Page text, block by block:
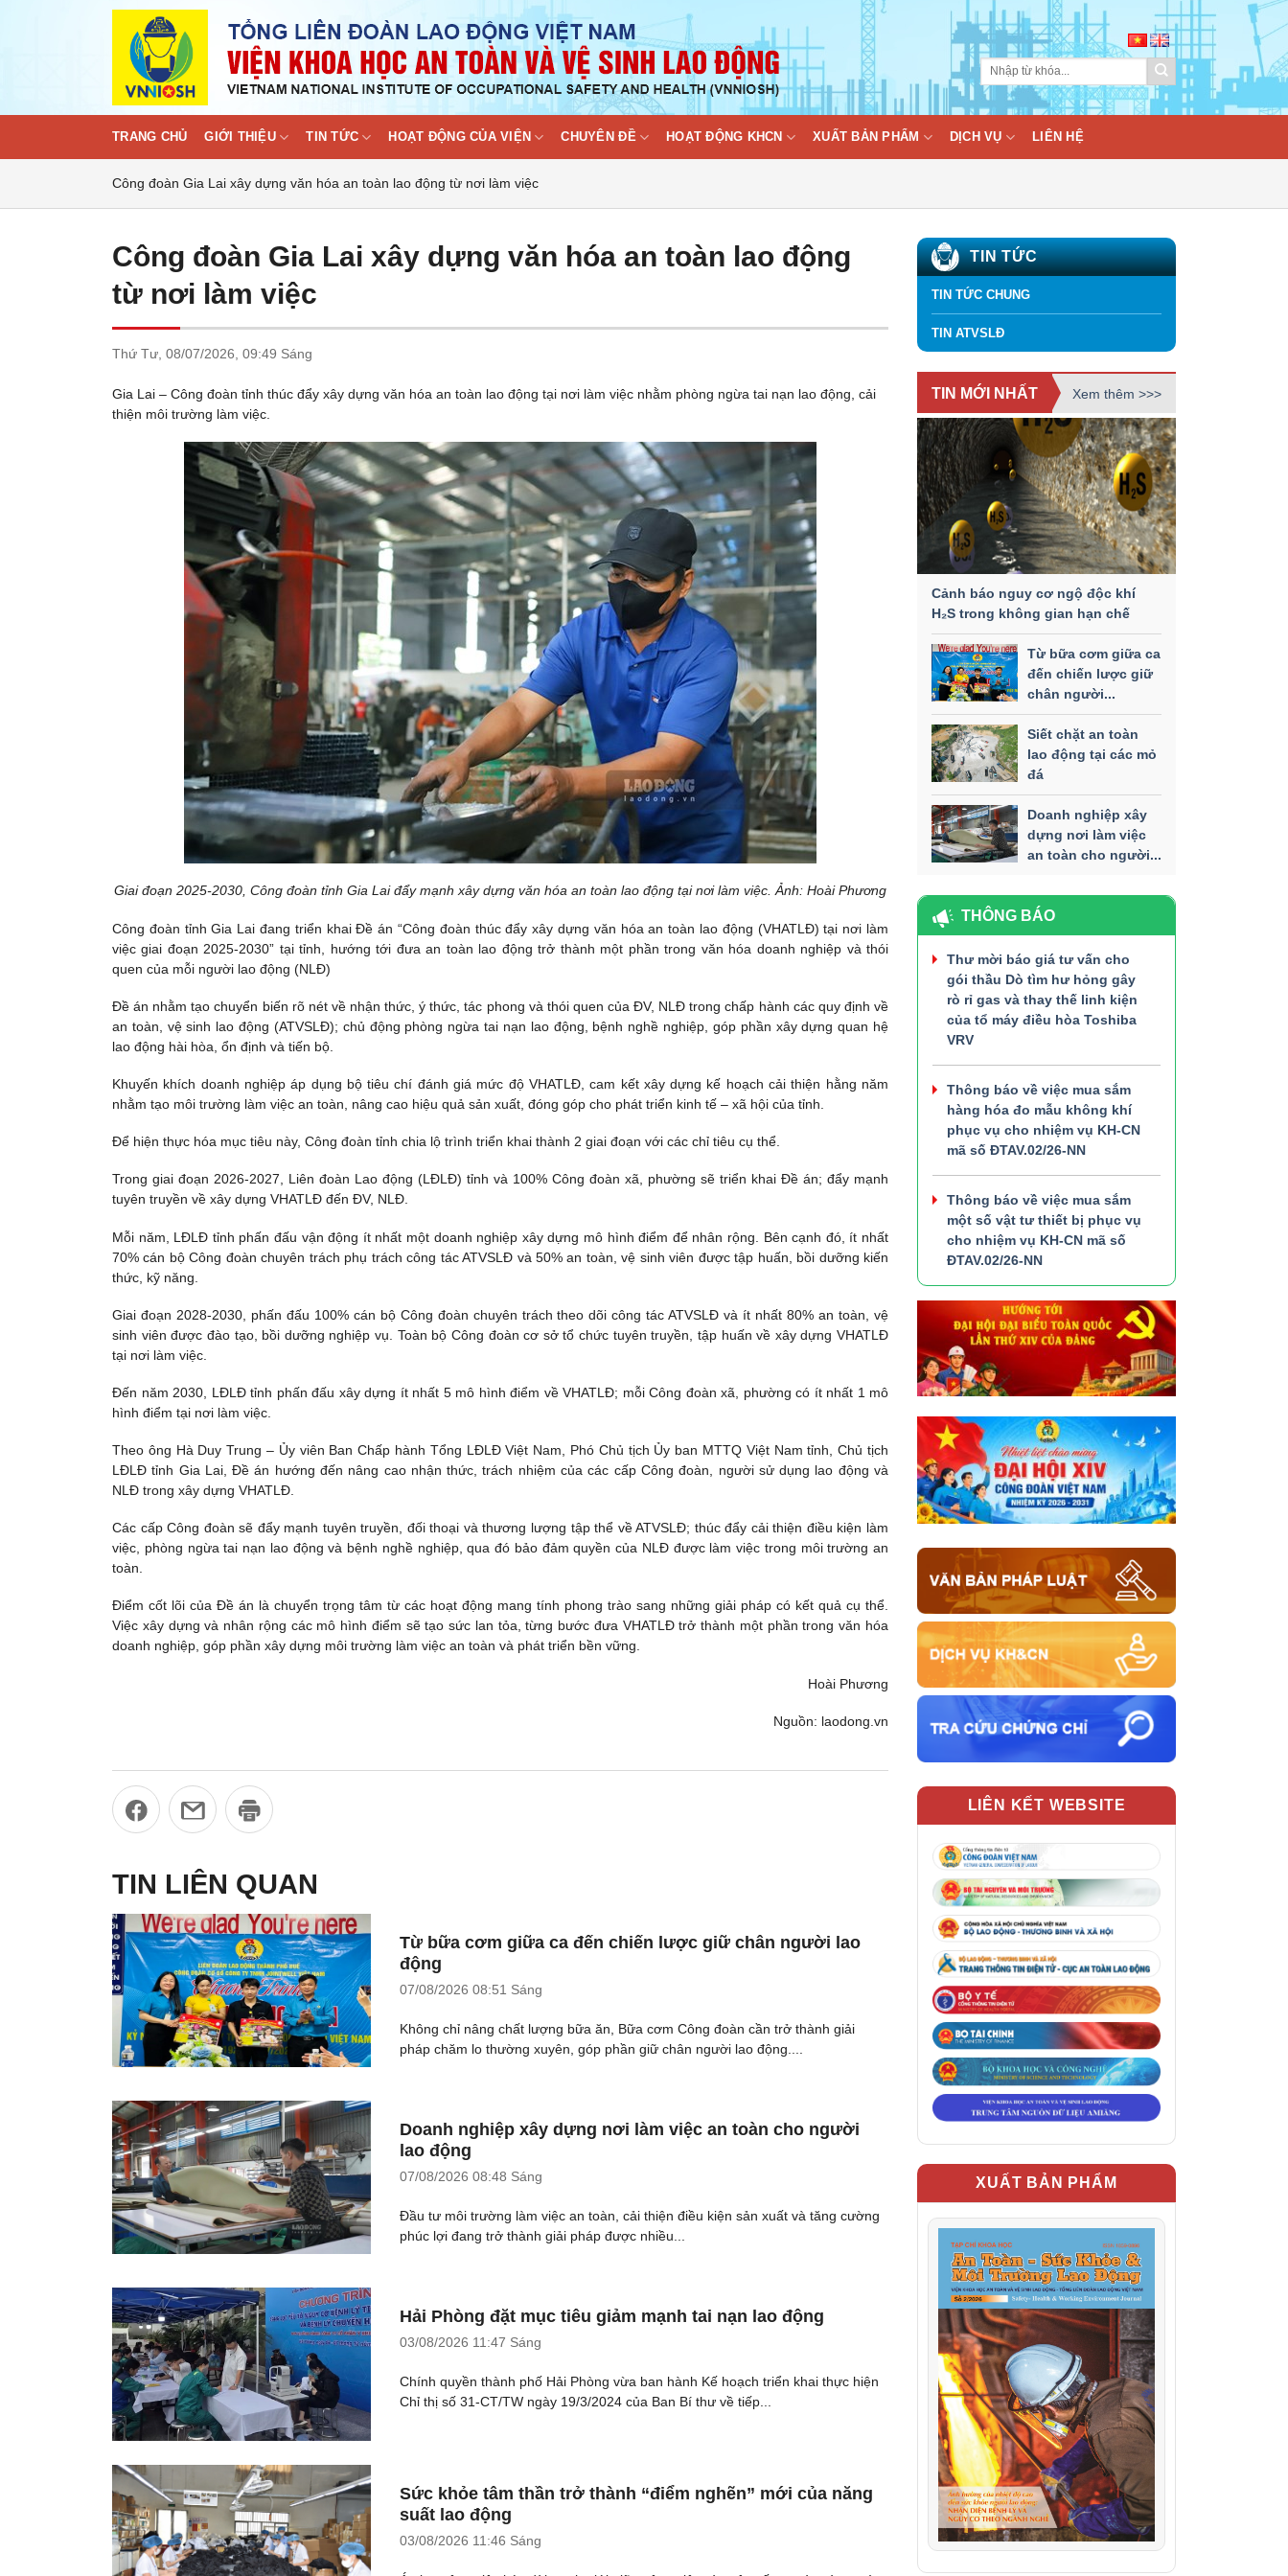
TRANG CHỦ GIỚI THIỆU TIN TỨC HOẠT ĐỘNG CỦA VIỆN CHUYÊN ĐỀ HOẠT ĐỘNG KHCN XUẤT BẢN PHẨM DỊCH VỤ LIÊN HỆ
Công đoàn Gia Lai xây dựng văn hóa an toàn lao động từ nơi làm việc
Công đoàn Gia Lai xây dựng văn hóa an toàn lao động
từ nơi làm việc
Thứ Tư, 08/07/2026, 09:49 Sáng
Gia Lai – Công đoàn tỉnh thúc đẩy xây dựng văn hóa an toàn lao động tại nơi làm việc nhằm phòng ngừa tai nạn lao động, cải
thiện môi trường làm việc.
Giai đoạn 2025-2030, Công đoàn tỉnh Gia Lai đẩy mạnh xây dựng văn hóa an toàn lao động tại nơi làm việc. Ảnh: Hoài Phương
Công đoàn tỉnh Gia Lai đang triển khai Đề án “Công đoàn thúc đẩy xây dựng văn hóa an toàn lao động (VHATLĐ) tại nơi làm
việc giai đoạn 2025-2030” tại tỉnh, hướng tới đưa an toàn lao động trở thành một phần trong văn hóa doanh nghiệp và thói
quen của mỗi người lao động (NLĐ)
Đề án nhằm tạo chuyển biến rõ nét về nhận thức, ý thức, tác phong và thói quen của ĐV, NLĐ trong chấp hành các quy định về
an toàn, vệ sinh lao động (ATVSLĐ); chủ động phòng ngừa tai nạn lao động, bệnh nghề nghiệp, góp phần xây dựng quan hệ
lao động hài hòa, ổn định và tiến bộ.
Khuyến khích doanh nghiệp áp dụng bộ tiêu chí đánh giá mức độ VHATLĐ, cam kết xây dựng kế hoạch cải thiện hằng năm
nhằm tạo môi trường làm việc an toàn, nâng cao hiệu quả sản xuất, đóng góp cho phát triển kinh tế – xã hội của tỉnh.
Để hiện thực hóa mục tiêu này, Công đoàn tỉnh chia lộ trình triển khai thành 2 giai đoạn với các chỉ tiêu cụ thể.
Trong giai đoạn 2026-2027, Liên đoàn Lao động (LĐLĐ) tỉnh và 100% Công đoàn xã, phường sẽ triển khai Đề án; đẩy mạnh
tuyên truyền về xây dựng VHATLĐ đến ĐV, NLĐ.
Mỗi năm, LĐLĐ tỉnh phấn đấu vận động ít nhất một doanh nghiệp xây dựng mô hình điểm để nhân rộng. Bên cạnh đó, ít nhất
70% cán bộ Công đoàn chuyên trách phụ trách công tác ATVSLĐ và 50% an toàn, vệ sinh viên được tập huấn, bồi dưỡng kiến
thức, kỹ năng.
Giai đoạn 2028-2030, phấn đấu 100% cán bộ Công đoàn chuyên trách theo dõi công tác ATVSLĐ và ít nhất 80% an toàn, vệ
sinh viên được đào tạo, bồi dưỡng nghiệp vụ. Toàn bộ Công đoàn cơ sở tổ chức tuyên truyền, tập huấn về xây dựng VHATLĐ
tại nơi làm việc.
Đến năm 2030, LĐLĐ tỉnh phấn đấu xây dựng ít nhất 5 mô hình điểm về VHATLĐ; mỗi Công đoàn xã, phường có ít nhất 1 mô
hình điểm tại nơi làm việc.
Theo ông Hà Duy Trung – Ủy viên Ban Chấp hành Tổng LĐLĐ Việt Nam, Phó Chủ tịch Ủy ban MTTQ Việt Nam tỉnh, Chủ tịch
LĐLĐ tỉnh Gia Lai, Đề án hướng đến nâng cao nhận thức, trách nhiệm của các cấp Công đoàn, người sử dụng lao động và
NLĐ trong xây dựng VHATLĐ.
Các cấp Công đoàn sẽ đẩy mạnh tuyên truyền, đối thoại và thương lượng tập thể về ATVSLĐ; thúc đẩy cải thiện điều kiện làm
việc, phòng ngừa tai nạn lao động và bệnh nghề nghiệp, qua đó bảo đảm quyền của NLĐ được làm việc trong môi trường an
toàn.
Điểm cốt lõi của Đề án là chuyển trọng tâm từ các hoạt động mang tính phong trào sang những giải pháp có kết quả cụ thể.
Việc xây dựng và nhân rộng các mô hình điểm sẽ tạo sức lan tỏa, từng bước đưa VHATLĐ trở thành một phần trong văn hóa
doanh nghiệp, góp phần xây dựng môi trường làm việc an toàn và phát triển bền vững.
Hoài Phương
Nguồn: laodong.vn
TIN LIÊN QUAN
Từ bữa cơm giữa ca đến chiến lược giữ chân người lao
động
07/08/2026 08:51 Sáng
Không chỉ nâng chất lượng bữa ăn, Bữa cơm Công đoàn cần trở thành giải
pháp chăm lo thường xuyên, góp phần giữ chân người lao động....
Doanh nghiệp xây dựng nơi làm việc an toàn cho người
lao động
07/08/2026 08:48 Sáng
Đầu tư môi trường làm việc an toàn, cải thiện điều kiện sản xuất và tăng cường
phúc lợi đang trở thành giải pháp được nhiều...
Hải Phòng đặt mục tiêu giảm mạnh tai nạn lao động
03/08/2026 11:47 Sáng
Chính quyền thành phố Hải Phòng vừa ban hành Kế hoạch triển khai thực hiện
Chỉ thị số 31-CT/TW ngày 19/3/2024 của Ban Bí thư về tiếp...
Sức khỏe tâm thần trở thành “điểm nghẽn” mới của năng
suất lao động
03/08/2026 11:46 Sáng
TIN TỨC
TIN TỨC CHUNG
TIN ATVSLĐ
TIN MỚI NHẤT Xem thêm >>>
Cảnh báo nguy cơ ngộ độc khí
H₂S trong không gian hạn chế
Từ bữa cơm giữa ca
đến chiến lược giữ
chân người...
Siết chặt an toàn
lao động tại các mỏ
đá
Doanh nghiệp xây
dựng nơi làm việc
an toàn cho người...
THÔNG BÁO
Thư mời báo giá tư vấn cho
gói thầu Dò tìm hư hỏng gây
rò rỉ gas và thay thế linh kiện
của tổ máy điều hòa Toshiba
VRV
Thông báo về việc mua sắm
hàng hóa đo mẫu không khí
phục vụ cho nhiệm vụ KH-CN
mã số ĐTAV.02/26-NN
Thông báo về việc mua sắm
một số vật tư thiết bị phục vụ
cho nhiệm vụ KH-CN mã số
ĐTAV.02/26-NN
LIÊN KẾT WEBSITE
XUẤT BẢN PHẨM